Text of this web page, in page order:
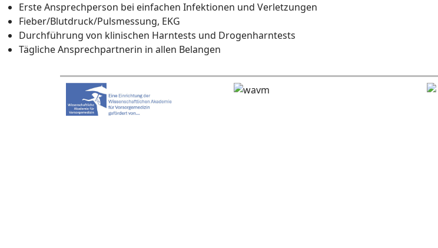
Erste Ansprechperson bei einfachen Infektionen und Verletzungen
Fieber/Blutdruck/Pulsmessung, EKG
Durchführung von klinischen Harntests und Drogenharntests
Tägliche Ansprechpartnerin in allen Belangen